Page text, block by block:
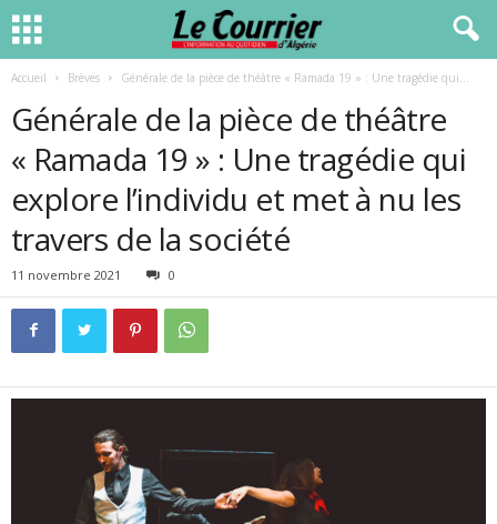
Accueil Brèves Générale de la pièce de théâtre « Ramada 19 » : Une tragédie qui...
Générale de la pièce de théâtre
« Ramada 19 » : Une tragédie qui
explore l’individu et met à nu les
travers de la société
11 novembre 2021 0